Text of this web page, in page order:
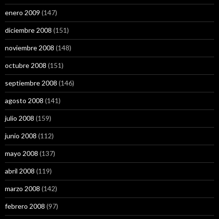
enero 2009 (147)
diciembre 2008 (151)
noviembre 2008 (148)
octubre 2008 (151)
septiembre 2008 (146)
agosto 2008 (141)
julio 2008 (159)
junio 2008 (112)
mayo 2008 (137)
abril 2008 (119)
marzo 2008 (142)
febrero 2008 (97)